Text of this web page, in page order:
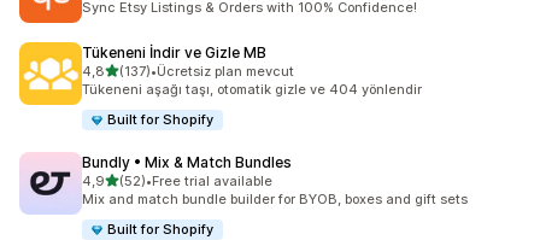
Sync Etsy Listings & Orders with 100% Confidence!
Tükeneni İndir ve Gizle MB
4,85 yıldız üzerinden
(137)
toplam 137 değerlendirme
•Ücretsiz plan mevcut
Tükeneni aşağı taşı, otomatik gizle ve 404 yönlendir
Built for Shopify
Bundly • Mix & Match Bundles
4,95 yıldız üzerinden
(52)
toplam 52 değerlendirme
•Free trial available
Mix and match bundle builder for BYOB, boxes and gift sets
Built for Shopify